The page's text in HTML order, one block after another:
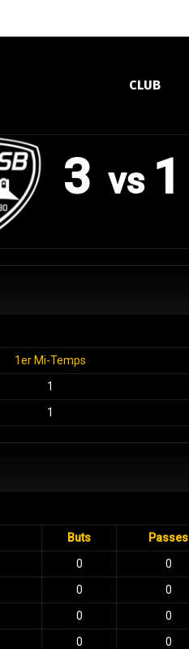
CLUB
3 vs 1
1er Mi-Temps
1
1
Buts Passes
0 0
0 0
0 0
0 0